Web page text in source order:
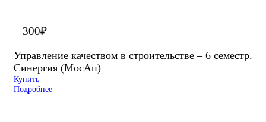
300₽
Управление качеством в строительстве – 6 семестр.
Синергия (МосАп)
Купить
Подробнее